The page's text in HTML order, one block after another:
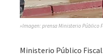
»Imagen: prensa Ministerio Público
Ministerio Público